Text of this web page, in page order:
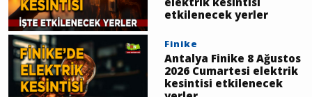
etkilenecek yerler
Finike
Antalya Finike 8 Ağustos
2026 Cumartesi elektrik
kesintisi etkilenecek